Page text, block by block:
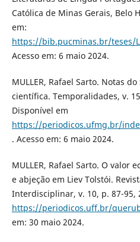
Católica de Minas Gerais, Belo
em:
https://bib.pucminas.br/teses/
Acesso em: 6 maio 2024.
MULLER, Rafael Sarto. Notas
científica. Temporalidades, v.
Disponível em
https://periodicos.ufmg.br/
. Acesso em: 6 maio 2024.
MULLER, Rafael Sarto. O valor
e abjeção em Liev Tolstói.
Interdisciplinar, v. 10, p. 87-95,
https://periodicos.uff.br/
em: 30 maio 2024.